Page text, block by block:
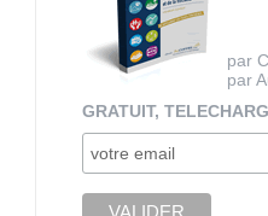
par
par
GRATUIT,